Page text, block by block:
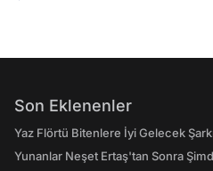
Son Eklenenler
Yaz Flörtü Bitenlere İyi Gelecek
Yunanlar Neşet Ertaş'tan Sonra